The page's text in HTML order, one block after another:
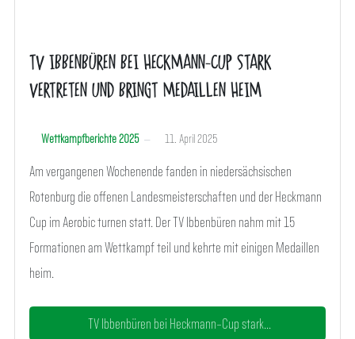
TV IBBENBÜREN BEI HECKMANN-CUP STARK
VERTRETEN UND BRINGT MEDAILLEN HEIM
Wettkampfberichte 2025 11. April 2025
Am vergangenen Wochenende fanden in niedersächsischen
Rotenburg die offenen Landesmeisterschaften und der Heckmann
Cup im Aerobic turnen statt. Der TV Ibbenbüren nahm mit 15
Formationen am Wettkampf teil und kehrte mit einigen Medaillen
heim.
TV Ibbenbüren bei Heckmann-Cup stark...